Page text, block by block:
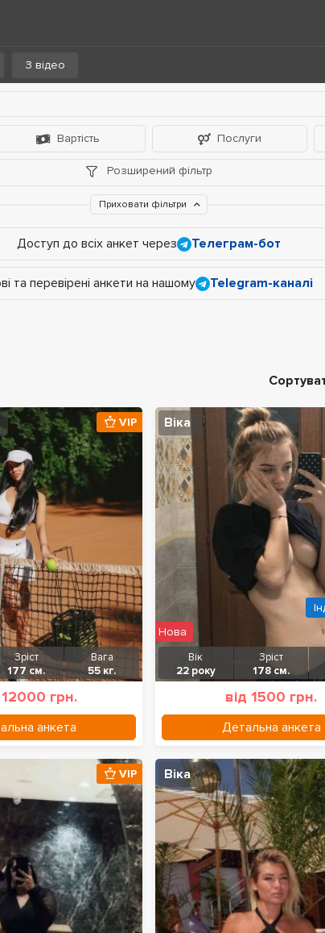
З відео
Вартість Послуги
Розширений фільтр
Приховати фільтри
Доступ до всіх анкет через Телеграм-бот
та перевірені анкети на нашому Telegram-каналі
Зріст
177 см.
Вага
55 кг.
12000 грн.
анкета
VIP Віка
Вік
22 року
Зріст
178 см.
від 1500 грн.
Детальна анкета
Нова
VIP Віка